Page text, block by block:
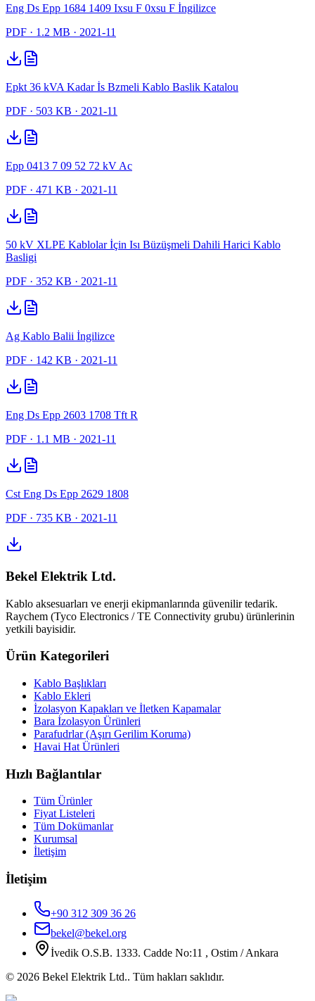
Eng Ds Epp 1684 1409 Ixsu F 0xsu F İngilizce
PDF · 1.2 MB · 2021-11
Epkt 36 kVA Kadar İs Bzmeli Kablo Baslik Katalou
PDF · 503 KB · 2021-11
Epp 0413 7 09 52 72 kV Ac
PDF · 471 KB · 2021-11
50 kV XLPE Kablolar İçin Isı Büzüşmeli Dahili Harici Kablo
Basligi
PDF · 352 KB · 2021-11
Ag Kablo Balii İngilizce
PDF · 142 KB · 2021-11
Eng Ds Epp 2603 1708 Tft R
PDF · 1.1 MB · 2021-11
Cst Eng Ds Epp 2629 1808
PDF · 735 KB · 2021-11
Bekel Elektrik Ltd.
Kablo aksesuarları ve enerji ekipmanlarında güvenilir tedarik.
Raychem (Tyco Electronics / TE Connectivity grubu) ürünlerinin
yetkili bayisidir.
Ürün Kategorileri
Kablo Başlıkları
Kablo Ekleri
İzolasyon Kapakları ve İletken Kapamalar
Bara İzolasyon Ürünleri
Parafudrlar (Aşırı Gerilim Koruma)
Havai Hat Ürünleri
Hızlı Bağlantılar
Tüm Ürünler
Fiyat Listeleri
Tüm Dokümanlar
Kurumsal
İletişim
İletişim
+90 312 309 36 26
bekel@bekel.org
İvedik O.S.B. 1333. Cadde No:11 , Ostim / Ankara
© 2026 Bekel Elektrik Ltd.. Tüm hakları saklıdır.